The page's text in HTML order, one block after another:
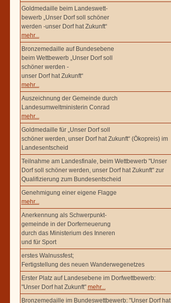
Goldmedaille beim Landeswett-
bewerb „Unser Dorf soll schöner
werden -unser Dorf hat Zukunft“
mehr...
Bronzemedaille auf Bundesebene
beim Wettbewerb „Unser Dorf soll
schöner werden -
unser Dorf hat Zukunft“
mehr...
Auszeichnung der Gemeinde durch
Landesumweltministerin Conrad
mehr...
Goldmedaille für „Unser Dorf soll
schöner werden, unser Dorf hat Zukunft“ (Ökopreis) im
Landesentscheid
Teilnahme am Landesfinale, beim Wettbewerb "Unser
Dorf soll schöner werden, unser Dorf hat Zukunft" zur
Qualifizierung zum Bundesentscheid
Genehmigung einer eigene Flagge
mehr...
Anerkennung als Schwerpunkt-
gemeinde in der Dorferneuerung
durch das Ministerium des Inneren
und für Sport
erstes Walnussfest;
Fertigstellung des neuen Wanderwegenetzes
Erster Platz auf Landesebene im Dorfwettbewerb:
"Unser Dorf hat Zukunft" mehr...
Bronzemedaille im Bundeswettbewerb: "Unser Dorf hat